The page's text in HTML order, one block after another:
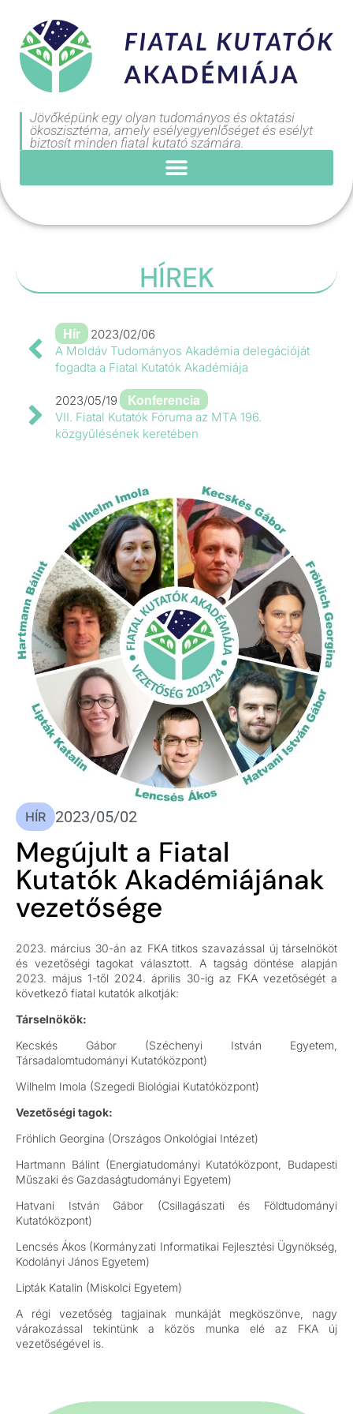
Jövőképünk egy olyan tudományos és oktatási
ökoszisztéma, amely esélyegyenlőséget és esélyt
biztosít minden fiatal kutató számára.
HÍREK
Hír
2023/02/06
A Moldáv Tudományos Akadémia delegációját
fogadta a Fiatal Kutatók Akadémiája
2023/05/19 Konferencia
VII. Fiatal Kutatók Fóruma az MTA 196.
közgyűlésének keretében
HÍR 2023/05/02
Megújult a Fiatal
Kutatók Akadémiájának
vezetősége
2023. március 30-án az FKA titkos szavazással új társelnököt
és vezetőségi tagokat választott. A tagság döntése alapján
2023. május 1-től 2024. április 30-ig az FKA vezetőségét a
következő fiatal kutatók alkotják:
Társelnökök:
Kecskés Gábor (Széchenyi István Egyetem,
Társadalomtudományi Kutatóközpont)
Wilhelm Imola (Szegedi Biológiai Kutatóközpont)
Vezetőségi tagok:
Fröhlich Georgina (Országos Onkológiai Intézet)
Hartmann Bálint (Energiatudományi Kutatóközpont, Budapesti
Műszaki és Gazdaságtudományi Egyetem)
Hatvani István Gábor (Csillagászati és Földtudományi
Kutatóközpont)
Lencsés Ákos (Kormányzati Informatikai Fejlesztési Ügynökség,
Kodolányi János Egyetem)
Lipták Katalin (Miskolci Egyetem)
A régi vezetőség tagjainak munkáját megköszönve, nagy
várakozással tekintünk a közös munka elé az FKA új
vezetőségével is.